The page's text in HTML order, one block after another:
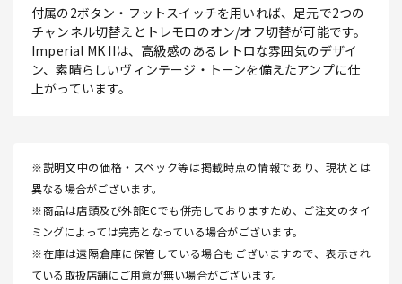
付属の2ボタン・フットスイッチを用いれば、足元で2つの
チャンネル切替えとトレモロのオン/オフ切替が可能です。
Imperial MK IIは、高級感のあるレトロな雰囲気のデザイ
ン、素晴らしいヴィンテージ・トーンを備えたアンプに仕
上がっています。
※説明文中の価格・スペック等は掲載時点の情報であり、現状とは
異なる場合がございます。
※商品は店頭及び外部ECでも併売しておりますため、ご注文のタイ
ミングによっては完売となっている場合がございます。
※在庫は遠隔倉庫に保管している場合もございますので、表示され
ている取扱店舗にご用意が無い場合がございます。